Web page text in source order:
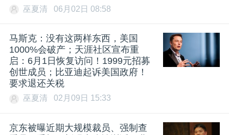
巫夏清 06月02日 08:58
马斯克：没有这两样东西，美国
1000%会破产；天涯社区宣布重
启：6月1日恢复访问！1999元招募
创世成员；比亚迪起诉美国政府！
要求退还关税
巫夏清 02月09日 15:33
京东被曝近期大规模裁员、强制查